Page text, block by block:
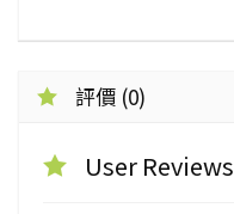
評價 (0)
User Reviews